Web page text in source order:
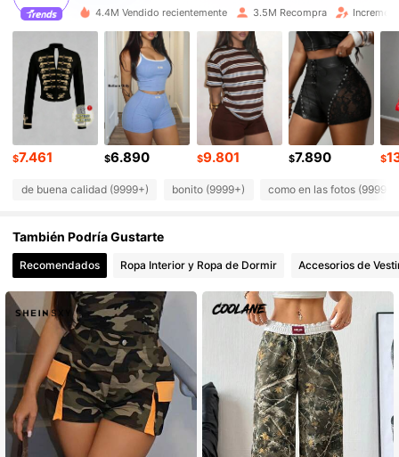
4,92 1.1M Seguidores
4,92 1.1M Seguidores
4,92 1.1M Seguidores
1.1M Seguidores
4,92
4,92 1.1M Seguidores
4,92 1.1M Seguidores
4,92 1.1M Seguidores
4.4M Vendido recientemente 3.5M Recompra
$7.461 $6.890 $9.801 $7.890 $
de buena calidad (9999+) bonito (9999+) como en las fotos (9999+)
También Podría Gustarte
Recomendados Ropa Interior y Ropa de Dormir Accesorios de